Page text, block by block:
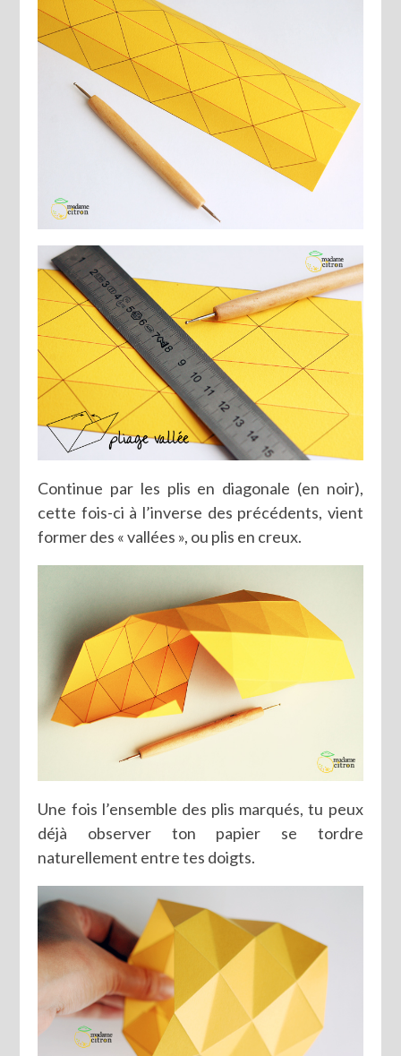
Continue par les plis en diagonale (en noir),
cette fois-ci à l’inverse des précédents, vient
former des « vallées », ou plis en creux.
Une fois l’ensemble des plis marqués, tu peux
déjà observer ton papier se tordre
naturellement entre tes doigts.